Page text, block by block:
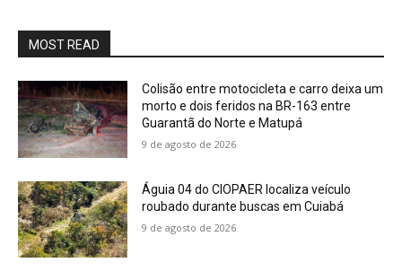
MOST READ
Colisão entre motocicleta e carro deixa um
morto e dois feridos na BR-163 entre
Guarantã do Norte e Matupá
9 de agosto de 2026
Águia 04 do CIOPAER localiza veículo
roubado durante buscas em Cuiabá
9 de agosto de 2026